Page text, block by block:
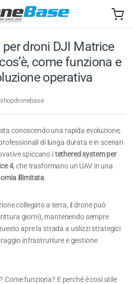
droni DJI Matrice
come funziona e
operativa
shopdronebase
conoscendo una rapida evoluzione,
di lunga durata e in scenari
spiccano itethered system per
4, che trasformano un UAV in una
illimitata.
collegato a terra, il drone può
giorni), mantenendo sempre
apre la strada a utilizzi strategici
infrastrutture e gestione
Come funziona? E perché è così utile